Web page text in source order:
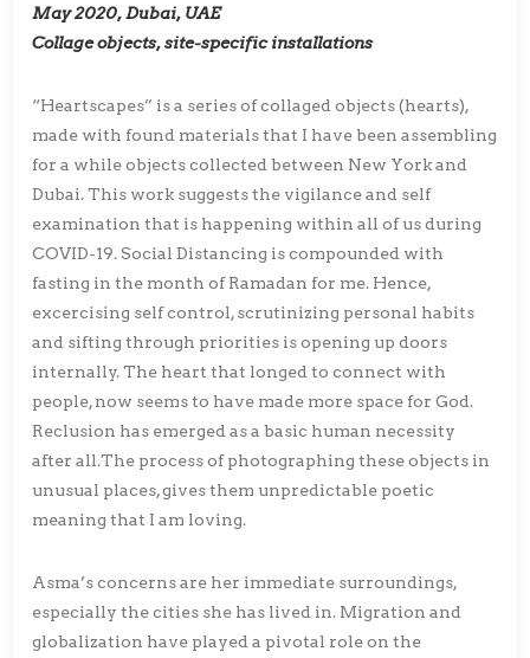
May 2020, Dubai, UAE
Collage objects, site-specific installations
“Heartscapes” is a series of collaged objects (hearts),
made with found materials that I have been assembling
for a while objects collected between New York and
Dubai. This work suggests the vigilance and self
examination that is happening within all of us during
COVID-19. Social Distancing is compounded with
fasting in the month of Ramadan for me. Hence,
excercising self control, scrutinizing personal habits
and sifting through priorities is opening up doors
internally. The heart that longed to connect with
people, now seems to have made more space for God.
Reclusion has emerged as a basic human necessity
after all.The process of photographing these objects in
unusual places, gives them unpredictable poetic
meaning that I am loving.
Asma’s concerns are her immediate surroundings,
especially the cities she has lived in. Migration and
globalization have played a pivotal role on the